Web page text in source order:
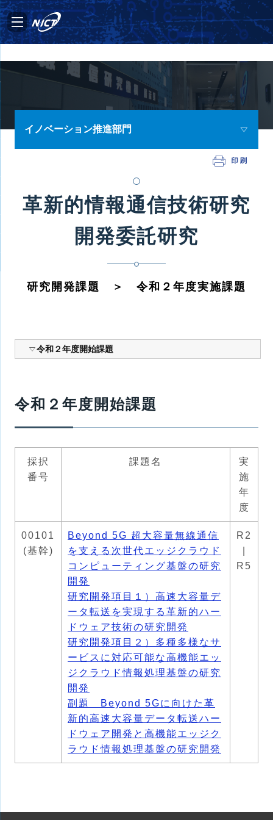
イノベーション推進部門
革新的情報通信技術研究
開発委託研究
研究開発課題 ＞ 令和２年度実施課題
令和２年度開始課題
令和２年度開始課題
採択
番号
課題名
実
施
年
度
00101
(基幹)
Beyond 5G 超大容量無線通信
を支える次世代エッジクラウド
コンピューティング基盤の研究
開発
研究開発項目１）高速大容量デ
ータ転送を実現する革新的ハー
ドウェア技術の研究開発
研究開発項目２）多種多様なサ
ービスに対応可能な高機能エッ
ジクラウド情報処理基盤の研究
開発
副題 Beyond 5Gに向けた革
新的高速大容量データ転送ハー
ドウェア開発と高機能エッジク
ラウド情報処理基盤の研究開発
R2
R5